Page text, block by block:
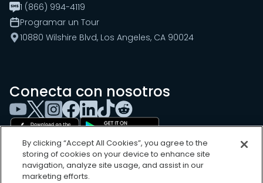
1 (866) 994-4119
Programar un Tour
10880 Wilshire Blvd, Los Angeles, CA 90024
Conecta con nosotros
By clicking “Accept All Cookies”, you agree to the
storing of cookies on your device to enhance site
navigation, analyze site usage, and assist in our
marketing efforts.